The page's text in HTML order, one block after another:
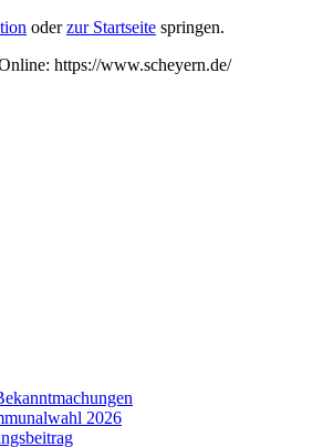
oderzur Startseite springen.
https://www.scheyern.de/
2026